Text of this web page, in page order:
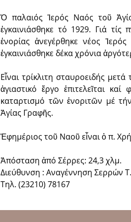
Ὁ παλαιός Ἱερός Ναός τοῦ
ἐγκαινιάσθηκε τό 1929. Γιά τίς
ἐνορίας ἀνεγέρθηκε νέος
ἐγκαινιάσθηκε δέκα χρόνια
Εἶναι τρίκλιτη σταυροειδής
ἁγιαστικό ἔργο ἐπιτελεῖται
καταρτισμό τῶν ἐνοριτῶν μέ
Ἁγίας Γραφῆς.
Ἐφημέριος τοῦ Ναοῦ εἶναι ὁ π.
Ἀπόσταση ἀπό Σέρρες: 24,3 χλμ.
Διεύθυνση : Αναγέννηση Σερρών
Τηλ. (23210) 78167